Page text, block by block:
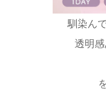
馴染ん
透明